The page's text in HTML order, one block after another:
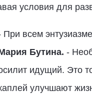
условия для
При всем
Бутина. -
идущий. Это
улучшают